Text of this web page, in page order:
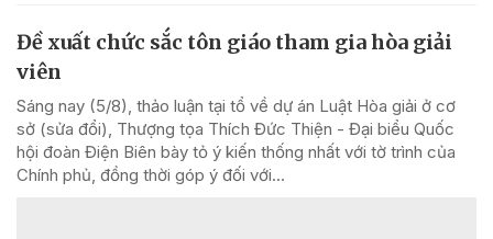
Đề xuất chức sắc tôn giáo tham gia hòa giải
viên
Sáng nay (5/8), thảo luận tại tổ về dự án Luật Hòa giải ở cơ
sở (sửa đổi), Thượng tọa Thích Đức Thiện - Đại biểu Quốc
hội đoàn Điện Biên bày tỏ ý kiến thống nhất với tờ trình của
Chính phủ, đồng thời góp ý đối với...